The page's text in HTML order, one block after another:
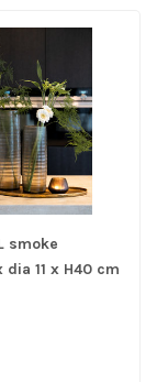
smoke
dia 11 x H40 cm